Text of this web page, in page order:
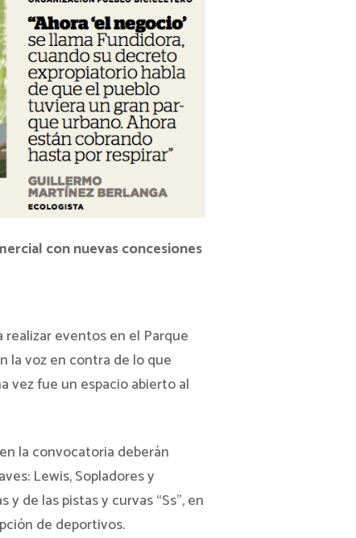
con nuevas concesiones
eventos en el Parque
la voz en contra de lo que
vez fue un espacio abierto al
la convocatoria deberán
Lewis, Sopladores y
de las pistas y curvas “Ss”, en
de deportivos.